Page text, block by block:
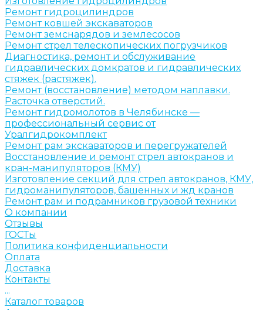
Ремонт гидроцилиндров
Ремонт ковшей экскаваторов
Ремонт земснарядов и землесосов
Ремонт стрел телескопических погрузчиков
Диагностика, ремонт и обслуживание
гидравлических домкратов и гидравлических
стяжек (растяжек).
Ремонт (восстановление) методом наплавки.
Расточка отверстий.
Ремонт гидромолотов в Челябинске —
профессиональный сервис от
Уралгидрокомплект
Ремонт рам экскаваторов и перегружателей
Восстановление и ремонт стрел автокранов и
кран-манипуляторов (КМУ)
Изготовление секций для стрел автокранов, КМУ,
гидроманипуляторов, башенных и жд кранов
Ремонт рам и подрамников грузовой техники
О компании
Отзывы
ГОСТы
Политика конфиденциальности
Оплата
Доставка
Контакты
...
Каталог товаров